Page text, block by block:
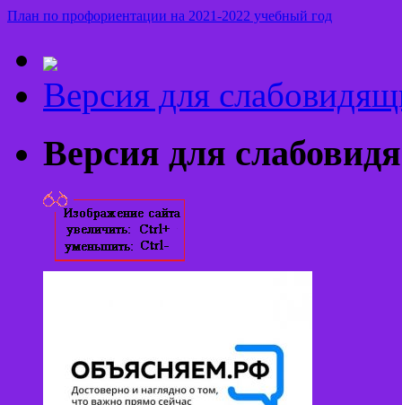
План по профориентации на 2021-2022 учебный год
Версия для
Версия для